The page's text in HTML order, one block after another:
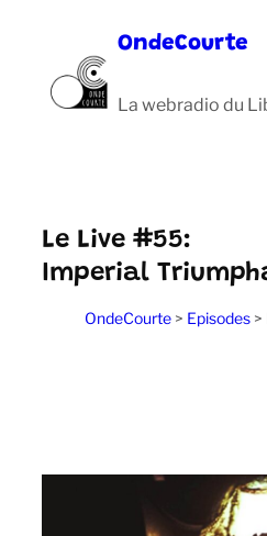
contenu
OndeCourte
La webradio du
Le Live #55:
Imperial
OndeCourte > Episodes >